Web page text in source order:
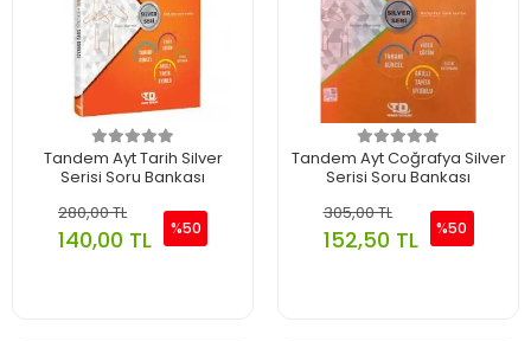
Tandem Ayt Tarih Silver
Serisi Soru Bankası
280,00 TL
140,00 TL %50
Tandem Ayt Coğrafya Silver
Serisi Soru Bankası
305,00 TL
152,50 TL %50